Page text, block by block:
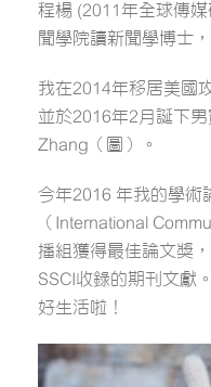
程楊 (2011年全球傳
聞學院讀新聞學博士
我在2014年移居美國
並於2016年2月誕下
Zhang（圖）。
今年2016 年我的學術
（International
播組獲得最佳論文獎
SSCI收錄的期刊文獻
好生活啦！